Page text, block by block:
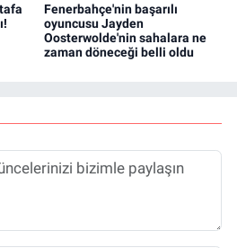
Fenerbahçe'nin başarılı
oyuncusu Jayden
Oosterwolde'nin sahalara ne
zaman döneceği belli oldu